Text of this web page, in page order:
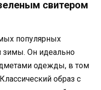
свитером
популярных
зимы. Он идеально
одежды, в том
образ с